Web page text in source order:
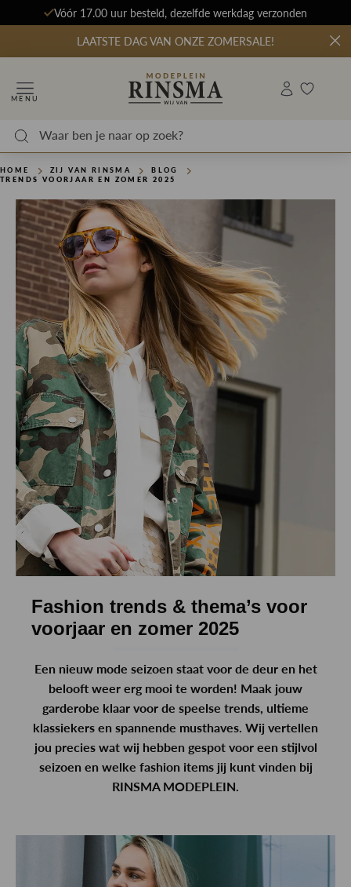
Vóór 17.00 uur besteld, dezelfde werkdag verzonden
LAATSTE DAG VAN ONZE ZOMERSALE!
MENU
HOME ZIJ VAN RINSMA
BLOG
TRENDS VOORJAAR EN ZOMER 2025
Fashion trends & thema’s voor
voorjaar en zomer 2025
Een nieuw mode seizoen staat voor de deur en het
belooft weer erg mooi te worden! Maak jouw
garderobe klaar voor de speelse trends, ultieme
klassiekers en spannende musthaves. Wij vertellen
jou precies wat wij hebben gespot voor een stijlvol
seizoen en welke fashion items jij kunt vinden bij
RINSMA MODEPLEIN.